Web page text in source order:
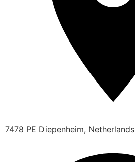
7478 PE Diepenheim, Netherlands